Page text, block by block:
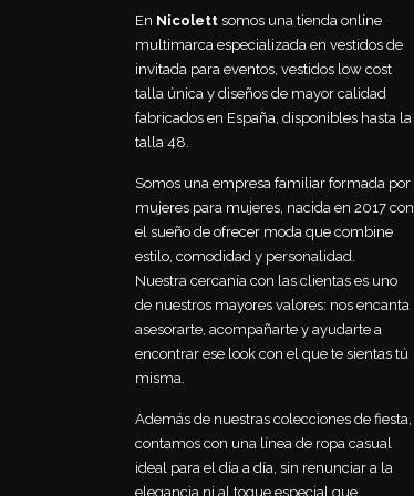
En Nicolett somos una tienda online
multimarca especializada en vestidos de
invitada para eventos, vestidos low cost
talla única y diseños de mayor calidad
fabricados en España, disponibles hasta la
talla 48.
Somos una empresa familiar formada por
mujeres para mujeres, nacida en 2017 con
el sueño de ofrecer moda que combine
estilo, comodidad y personalidad.
Nuestra cercanía con las clientas es uno
de nuestros mayores valores: nos encanta
asesorarte, acompañarte y ayudarte a
encontrar ese look con el que te sientas tú
misma.
Además de nuestras colecciones de fiesta,
contamos con una línea de ropa casual
ideal para el día a día, sin renunciar a la
elegancia ni al toque especial que